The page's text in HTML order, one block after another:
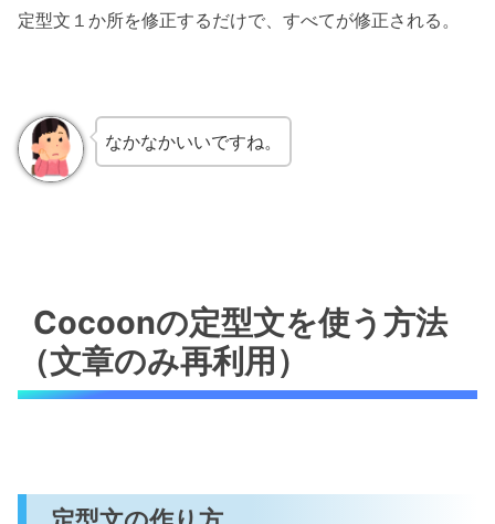
定型文１か所を修正するだけで、すべてが修正される。
なかなかいいですね。
Cocoonの定型文を使う方法
（文章のみ再利用）